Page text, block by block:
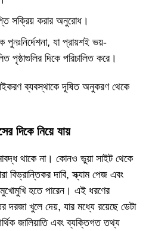
সক্রিয় করার অনুরোধ।
পুনঃনির্দেশনা, যা প্রায়শই ভয়-
পৃষ্ঠাগুলির দিকে পরিচালিত করে।
ব্যবস্থাকে দূষিত অনুকরণ থেকে
দিকে নিয়ে যায়
থাকে না। কোনও ভুয়া সাইট থেকে
বিভ্রান্তিকর দাবি, স্ক্যাম পেজ এবং
হতে পারেন। এই ধরণের
দরজা খুলে দেয়, যার মধ্যে রয়েছে ডেটা
জালিয়াতি এবং ব্যক্তিগত তথ্য